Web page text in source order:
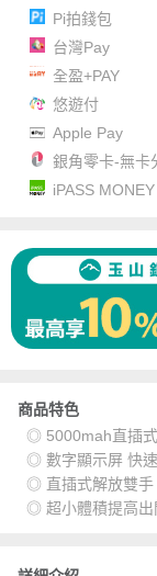
Pi拍錢包
台灣Pay
全盈+PAY
悠遊付
Apple Pay
銀角零卡-無卡
iPASS MONEY
商品特色
◎ 5000mah直插
◎ 數字顯示屏 快
◎ 直插式解放雙手
◎ 超小體積提高出